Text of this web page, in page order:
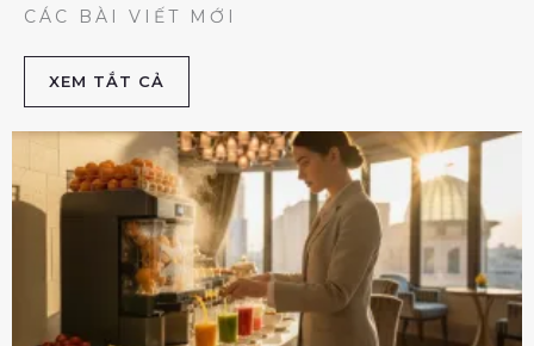
CÁC BÀI VIẾT MỚI
XEM TẮT CẢ